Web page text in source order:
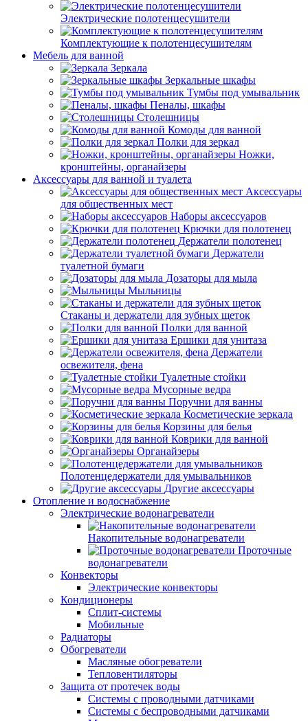
Электрические полотенцесушители
Комплектующие к полотенцесушителям
Мебель для ванной
Зеркала
Зеркальные шкафы
Тумбы под умывальник
Пеналы, шкафы
Столешницы
Комоды для ванной
Полки для зеркал
Ножки,
кронштейны, органайзеры
Аксессуары для ванной и туалета
Аксессуары
для общественных мест
Наборы аксессуаров
Крючки для полотенец
Держатели полотенец
Держатели
туалетной бумаги
Дозаторы для мыла
Мыльницы
Стаканы и держатели для зубных щеток
Полки для ванной
Ершики для унитаза
Держатели
освежителя, фена
Туалетные стойки
Мусорные ведра
Поручни для ванны
Косметические зеркала
Корзины для белья
Коврики для ванной
Органайзеры
Полотенцедержатели для умывальников
Другие аксессуары
Отопление и водоснабжение
Электрические водонагреватели
Накопительные водонагреватели
Проточные
водонагреватели
Конвекторы
Электрические конвекторы
Кондиционеры
Сплит-системы
Мобильные
Радиаторы
Обогреватели
Масляные обогреватели
Тепловентиляторы
Защита от протечек воды
Системы с проводными датчиками
Системы с беспроводными датчиками